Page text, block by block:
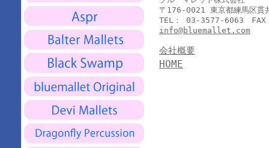
〒176-0021 東京都練馬区貫
TEL： 03-3577-6063
info@bluemallet.com
会社概要
HOME